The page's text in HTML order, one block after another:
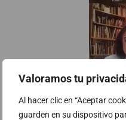
Valoramos tu
Al hacer clic en “Aceptar
guarden en su dispositivo
c7f0335e 8893